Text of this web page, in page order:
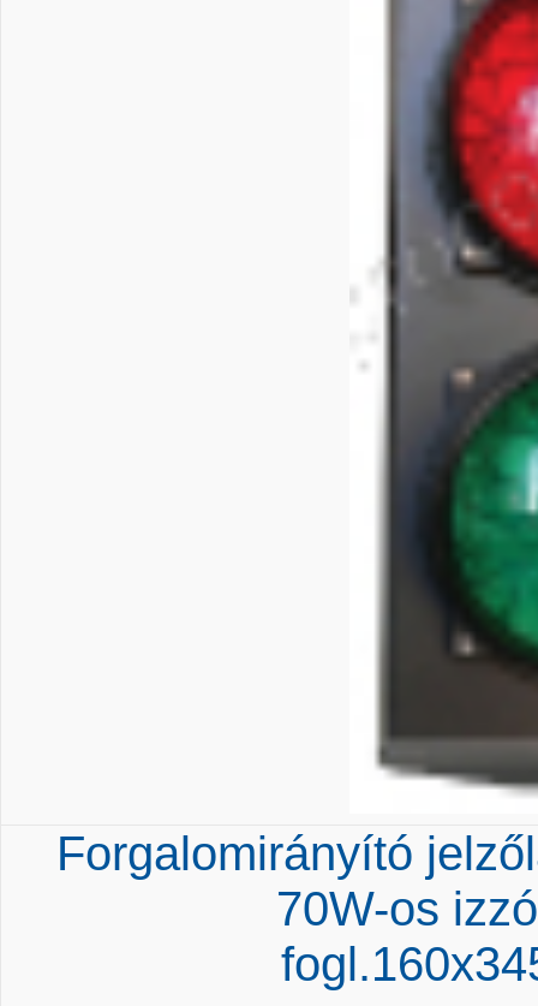
Forgalomirányító
70W-os